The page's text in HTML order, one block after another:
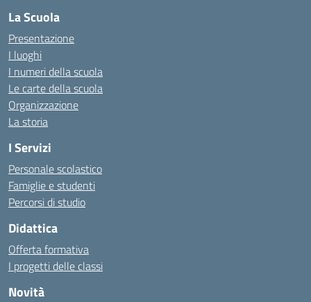
La Scuola
Presentazione
I luoghi
I numeri della scuola
Le carte della scuola
Organizzazione
La storia
I Servizi
Personale scolastico
Famiglie e studenti
Percorsi di studio
Didattica
Offerta formativa
I progetti delle classi
Novità